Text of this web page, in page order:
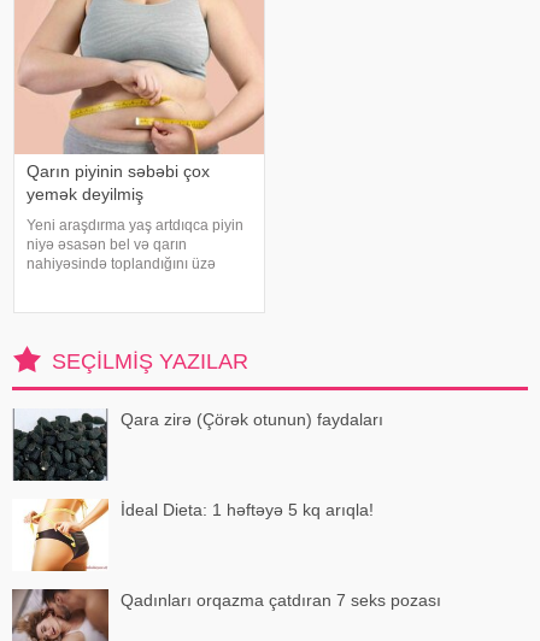
danışırıq. Elə buna gör
Qarın piyinin səbəbi çox
yemək deyilmiş
Yeni araşdırma yaş artdıqca piyin
niyə əsasən bel və qarın
nahiyəsində toplandığını üzə
SEÇILMIŞ YAZILAR
Qara zirə (Çörək otunun) faydaları
İdeal Dieta: 1 həftəyə 5 kq arıqla!
Qadınları orqazma çatdıran 7 seks pozası